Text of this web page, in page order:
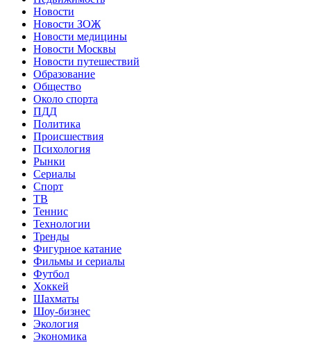
Новости
Новости ЗОЖ
Новости медицины
Новости Москвы
Новости путешествий
Образование
Общество
Около спорта
ПДД
Политика
Происшествия
Психология
Рынки
Сериалы
Спорт
ТВ
Теннис
Технологии
Тренды
Фигурное катание
Фильмы и сериалы
Футбол
Хоккей
Шахматы
Шоу-бизнес
Экология
Экономика